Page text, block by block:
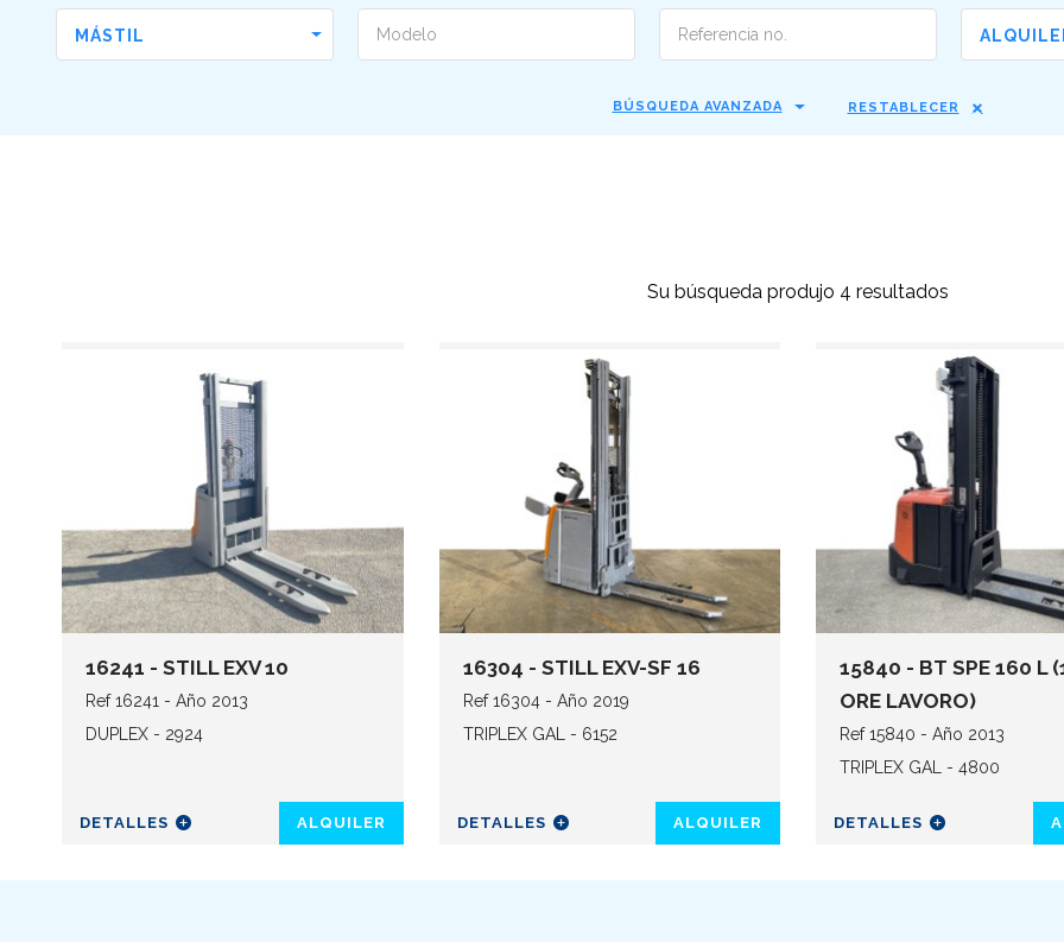
MÁSTIL
BÚSQUEDA AVANZADA RESTABLECER
Su búsqueda produjo 4 resultados
16241 - STILL EXV 10
Ref 16241 - Año 2013
DUPLEX - 2924
DETALLES ALQUILER
16304 - STILL EXV-SF 16
Ref 16304 - Año 2019
TRIPLEX GAL - 6152
DETALLES ALQUILER
15840 - BT SPE 160 L
ORE LAVORO)
Ref 15840 - Año 2013
TRIPLEX GAL - 4800
DETALLES